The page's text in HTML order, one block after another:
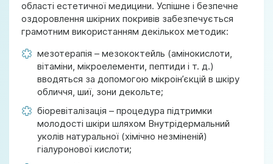
області естетичної медицини. Успішне і безпечне
оздоровлення шкірних покривів забезпечується
грамотним використанням декількох методик:
мезотерапія – мезококтейль (амінокислоти,
вітаміни, мікроелементи, пептиди і т. д.)
вводяться за допомогою мікроін’єкцій в шкіру
обличчя, шиї, зони декольте;
біоревіталізація – процедура підтримки
молодості шкіри шляхом Внутрідермальний
уколів натуральної (хімічно незміненій)
гіалуронової кислоти;